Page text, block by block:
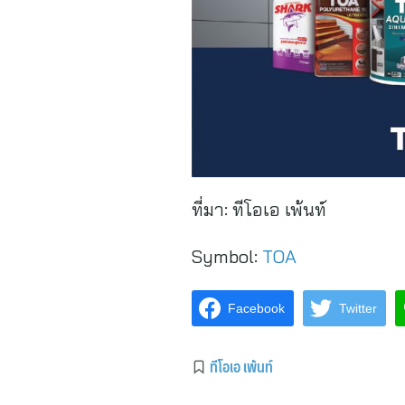
ที่มา: ทีโอเอ เพ้นท์
Symbol: TOA
Facebook Twitter
ทีโอเอ เพ้นท์